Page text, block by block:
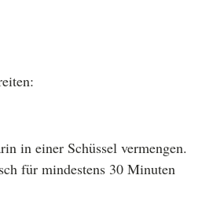
in einer Schüssel vermengen.
für mindestens 30 Minuten